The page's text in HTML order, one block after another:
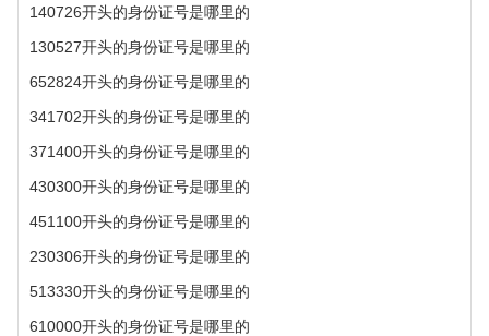
140726开头的身份证号是哪里的
130527开头的身份证号是哪里的
652824开头的身份证号是哪里的
341702开头的身份证号是哪里的
371400开头的身份证号是哪里的
430300开头的身份证号是哪里的
451100开头的身份证号是哪里的
230306开头的身份证号是哪里的
513330开头的身份证号是哪里的
610000开头的身份证号是哪里的